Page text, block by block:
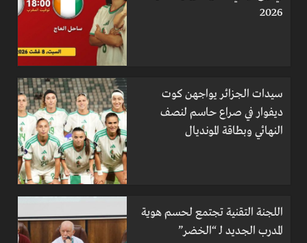
2026
سيدات الجزائر يواجهن كوت
ديفوار في صراع حاسم لنصف
النهائي وبطاقة المونديال
اللجنة التقنية تجتمع لحسم هوية
المدرب الجديد لـ “الخضر”